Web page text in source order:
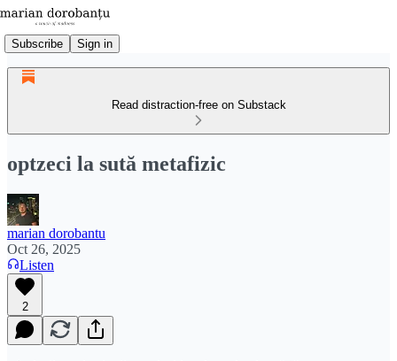
Subscribe Sign in
Read distraction-free on Substack
optzeci la sută metafizic
marian dorobantu
Oct 26, 2025
Listen
2